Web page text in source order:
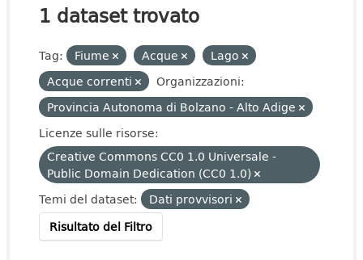
1 dataset trovato
Tag: Fiume Acque
Lago
Acque correnti
Organizzazioni:
Provincia Autonoma di Bolzano - Alto Adige
Licenze sulle risorse:
Creative Commons CC0 1.0 Universale -
Public Domain Dedication (CC0 1.0)
Temi del dataset:
Dati provvisori
Risultato del Filtro